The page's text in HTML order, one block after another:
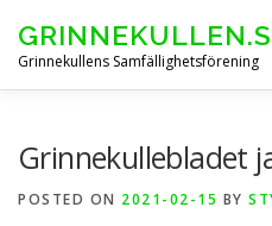
content
Grinnekullens Samfällighetsförening
Grinnekullebladet
POSTED ON 2021-02-15 BY